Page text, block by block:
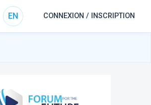
EN CONNEXION / INSCRIPTION